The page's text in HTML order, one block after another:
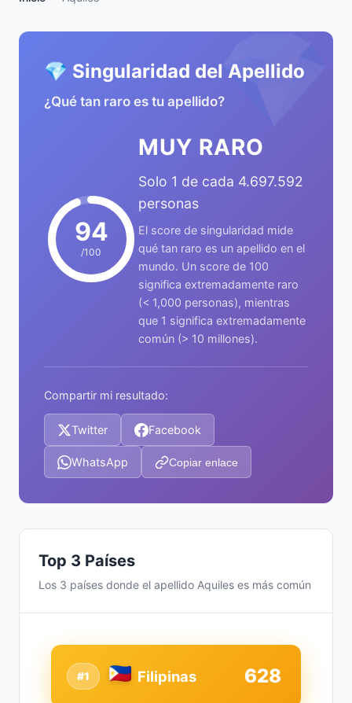
💎
💎 Singularidad del Apellido
¿Qué tan raro es tu apellido?
94
/100
MUY RARO
Solo 1 de cada 4.697.592
personas
El score de singularidad mide
qué tan raro es un apellido en el
mundo. Un score de 100
significa extremadamente raro
(< 1,000 personas), mientras
que 1 significa extremadamente
común (> 10 millones).
Compartir mi resultado:
Twitter Facebook
WhatsApp Copiar enlace
Top 3 Países
Los 3 países donde el apellido Aquiles es más común
#1 Filipinas 628